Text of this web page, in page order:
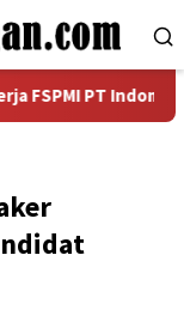
PT Indomarco